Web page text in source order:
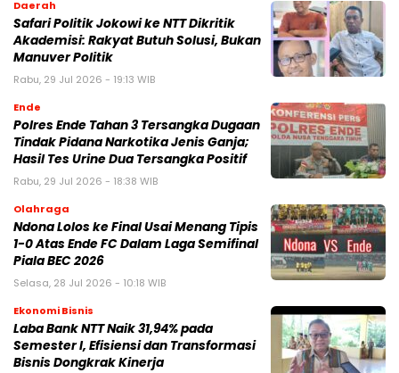
Daerah
Safari Politik Jokowi ke NTT Dikritik
Akademisi: Rakyat Butuh Solusi, Bukan
Manuver Politik
Rabu, 29 Jul 2026 - 19:13 WIB
Ende
Polres Ende Tahan 3 Tersangka Dugaan
Tindak Pidana Narkotika Jenis Ganja;
Hasil Tes Urine Dua Tersangka Positif
Rabu, 29 Jul 2026 - 18:38 WIB
Olahraga
Ndona Lolos ke Final Usai Menang Tipis
1-0 Atas Ende FC Dalam Laga Semifinal
Piala BEC 2026
Selasa, 28 Jul 2026 - 10:18 WIB
Ekonomi Bisnis
Laba Bank NTT Naik 31,94% pada
Semester I, Efisiensi dan Transformasi
Bisnis Dongkrak Kinerja